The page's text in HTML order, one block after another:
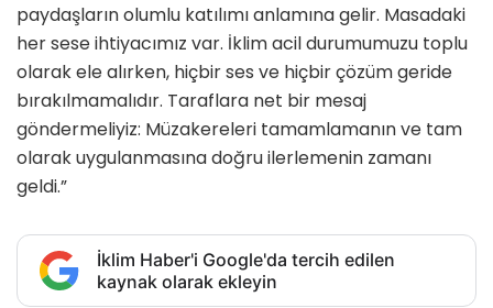
paydaşların olumlu katılımı anlamına gelir. Masadaki
her sese ihtiyacımız var. İklim acil durumumuzu toplu
olarak ele alırken, hiçbir ses ve hiçbir çözüm geride
bırakılmamalıdır. Taraflara net bir mesaj
göndermeliyiz: Müzakereleri tamamlamanın ve tam
olarak uygulanmasına doğru ilerlemenin zamanı
geldi.”
İklim Haber'i Google'da tercih edilen
kaynak olarak ekleyin